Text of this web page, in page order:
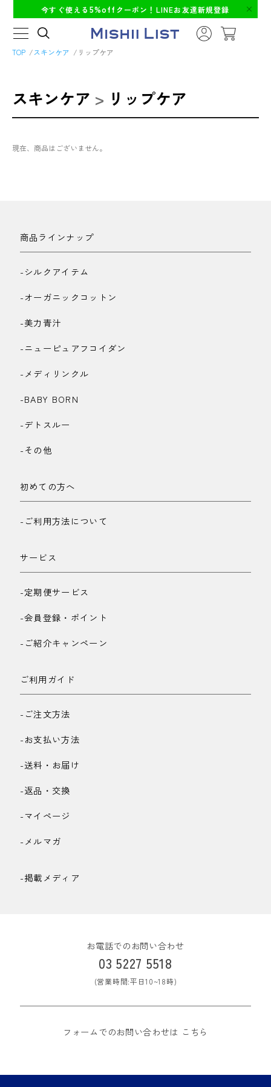
今すぐ使える 5%off クーポン！LINEお友達新規登録
TOP スキンケア リップケア
スキンケア > リップケア
現在、商品はございません。
商品ラインナップ
-シルクアイテム
-オーガニックコットン
-美力青汁
-ニューピュアフコイダン
-メディリンクル
-BABY BORN
-デトスルー
-その他
初めての方へ
-ご利用方法について
サービス
-定期便サービス
-会員登録・ポイント
-ご紹介キャンペーン
ご利用ガイド
-ご注文方法
-お支払い方法
-送料・お届け
-返品・交換
-マイページ
-メルマガ
-掲載メディア
お電話でのお問い合わせ
03 5227 5518
(営業時間:平日10~18時)
フォームでのお問い合わせは こちら